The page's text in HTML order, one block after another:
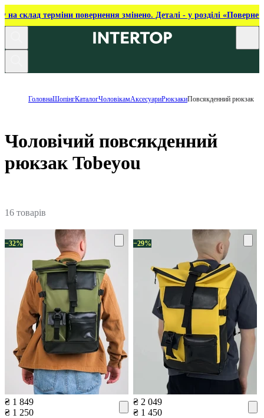
на склад терміни повернення змінено. Деталі - у розділі
ГоловнаШопінгКаталогЧоловікамАксесуариРюкзакиПовсякденний рюкзак
Чоловічий повсякденний
рюкзак Tobeyou
16 товарів
−32%
₴ 1 849
₴ 1 250
−29%
₴ 2 049
₴ 1 450